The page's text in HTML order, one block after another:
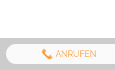
ANRUFEN